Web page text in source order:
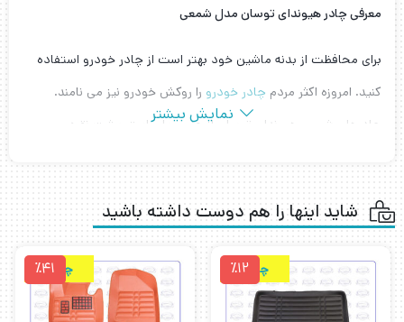
معرفی چادر هیوندای توسان مدل شمعی
برای محافظت از بدنه ماشین خود بهتر است از چادر خودرو استفاده
کنید. امروزه اکثر مردم چادر خودرو را روکش خودرو نیز می نامند.
چادرهای شمعی هیوندای توسان از جنس پلی استر پشت نقره می
توسان بسیار کم حجم با وزن کم است و برای افرادی که با وزن چادرهای
خودرو مشکل دارند و جای کمی در صندوق ماشین برای نگهداری چادر
ماشین دارند بسیار مناسب است. چادر هیوندای توسان مدل شمعی
نمایش بیشتر
شاید اینها را هم دوست داشته باشید
چرمی٪12 چرمی٪41